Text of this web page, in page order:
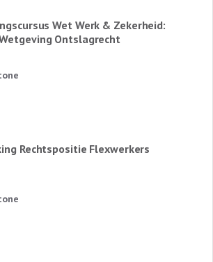
Wet Werk & Zekerheid:
Ontslagrecht
Rechtspositie Flexwerkers